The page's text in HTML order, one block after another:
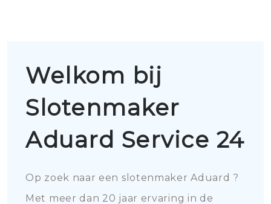
Welkom bij
Slotenmaker
Aduard Service 24
Op zoek naar een slotenmaker Aduard ?
Met meer dan 20 jaar ervaring in de